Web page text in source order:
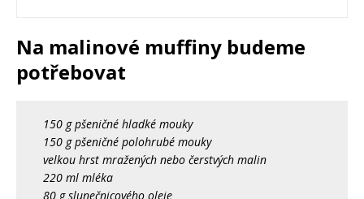
Na malinové muffiny budeme
potřebovat
150 g pšeničné hladké mouky
150 g pšeničné polohrubé mouky
velkou hrst mražených nebo čerstvých malin
220 ml mléka
80 g slunečnicového oleje